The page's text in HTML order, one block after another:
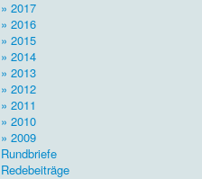
» 2017
» 2016
» 2015
» 2014
» 2013
» 2012
» 2011
» 2010
» 2009
Rundbriefe
Redebeiträge